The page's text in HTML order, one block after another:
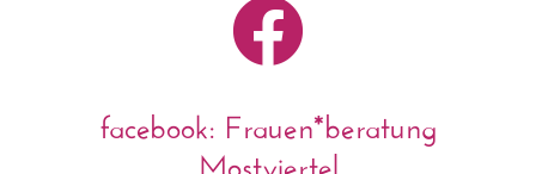

facebook: Frauen*beratung
Mostviertel